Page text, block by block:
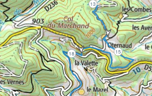
13
15
18